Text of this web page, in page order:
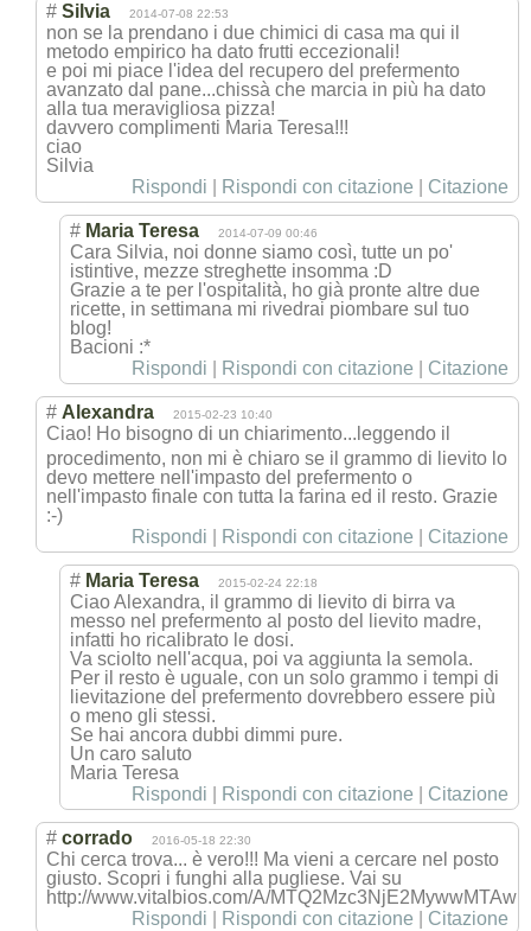
# Silvia 2014-07-08 22:53
non se la prendano i due chimici di casa ma qui il
metodo empirico ha dato frutti eccezionali!
e poi mi piace l'idea del recupero del prefermento
avanzato dal pane...chissà che marcia in più ha dato
alla tua meravigliosa pizza!
davvero complimenti Maria Teresa!!!
ciao
Silvia
Rispondi
Rispondi con citazione Citazione
# Maria Teresa 2014-07-09 00:46
Cara Silvia, noi donne siamo così, tutte un po'
istintive, mezze streghette insomma :D
Grazie a te per l'ospitalità, ho già pronte altre due
ricette, in settimana mi rivedrai piombare sul tuo
blog!
Bacioni :*
Rispondi
Rispondi con citazione Citazione
# Alexandra 2015-02-23 10:40
Ciao! Ho bisogno di un chiarimento...l eggendo il
procedimento, non mi è chiaro se il grammo di lievito lo
devo mettere nell'impasto del prefermento o
nell'impasto finale con tutta la farina ed il resto. Grazie
:-)
Rispondi
Rispondi con citazione Citazione
# Maria Teresa 2015-02-24 22:18
Ciao Alexandra, il grammo di lievito di birra va
messo nel prefermento al posto del lievito madre,
infatti ho ricalibrato le dosi.
Va sciolto nell'acqua, poi va aggiunta la semola.
Per il resto è uguale, con un solo grammo i tempi di
lievitazione del prefermento dovrebbero essere più
o meno gli stessi.
Se hai ancora dubbi dimmi pure.
Un caro saluto
Maria Teresa
Rispondi
Rispondi con citazione Citazione
# corrado 2016-05-18 22:30
Chi cerca trova... è vero!!! Ma vieni a cercare nel posto
giusto. Scopri i funghi alla pugliese. Vai su
http://www.vitalbios.com/A/
Rispondi
Rispondi con citazione
Citazione